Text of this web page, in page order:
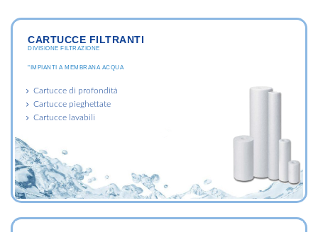
CARTUCCE FILTRANTI
DIVISIONE FILTRAZIONE
"IMPIANTI A MEMBRANA ACQUA
Cartucce di profondità
Cartucce pieghettate
Cartucce lavabili